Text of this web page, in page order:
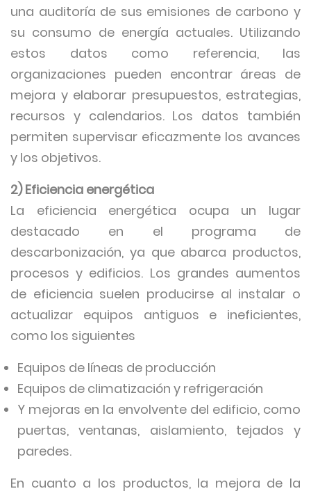
una auditoría de sus emisiones de carbono y
su consumo de energía actuales. Utilizando
estos datos como referencia, las
organizaciones pueden encontrar áreas de
mejora y elaborar presupuestos, estrategias,
recursos y calendarios. Los datos también
permiten supervisar eficazmente los avances
y los objetivos.
2) Eficiencia energética
La eficiencia energética ocupa un lugar
destacado en el programa de
descarbonización, ya que abarca productos,
procesos y edificios. Los grandes aumentos
de eficiencia suelen producirse al instalar o
actualizar equipos antiguos e ineficientes,
como los siguientes
Equipos de líneas de producción
Equipos de climatización y refrigeración
Y mejoras en la envolvente del edificio, como
puertas, ventanas, aislamiento, tejados y
paredes.
En cuanto a los productos, la mejora de la